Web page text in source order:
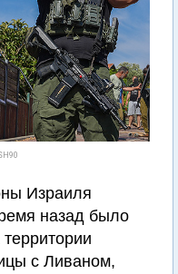
Израиля
назад было
с Ливаном,